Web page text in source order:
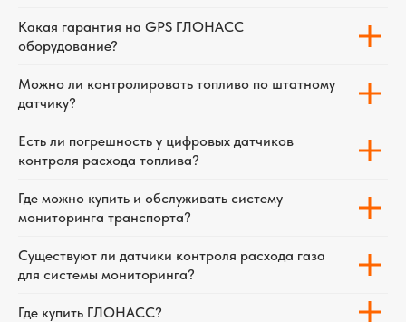
Какая гарантия на GPS ГЛОНАСС
оборудование?
Можно ли контролировать топливо по штатному
датчику?
Есть ли погрешность у цифровых датчиков
контроля расхода топлива?
Где можно купить и обслуживать систему
мониторинга транспорта?
Существуют ли датчики контроля расхода газа
для системы мониторинга?
Где купить ГЛОНАСС?